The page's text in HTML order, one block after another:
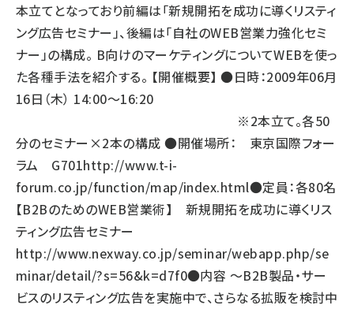
本立てとなっており前編は「新規開拓を成功に導くリスティ
ング広告セミナー」、後編は「自社のWEB営業力強化セミ
ナー」の構成。 B向けのマーケティングについてWEBを使っ
た各種手法を紹介する。 【開催概要】 ●日時：2009年06月
16日（木） 14:00～16:20
※2本立て。各50
分のセミナー×2本の構成 ●開催場所： 東京国際フォー
ラム G701http://www.t-i-
forum.co.jp/function/map/index.html●定員：各80名
【B2BのためのWEB営業術】 新規開拓を成功に導くリス
ティング広告セミナー
http://www.nexway.co.jp/seminar/webapp.php/se
minar/detail/?s=56&k=d7f0●内容 ～B2B製品・サー
ビスのリスティング広告を実施中で、さらなる拡販を検討中